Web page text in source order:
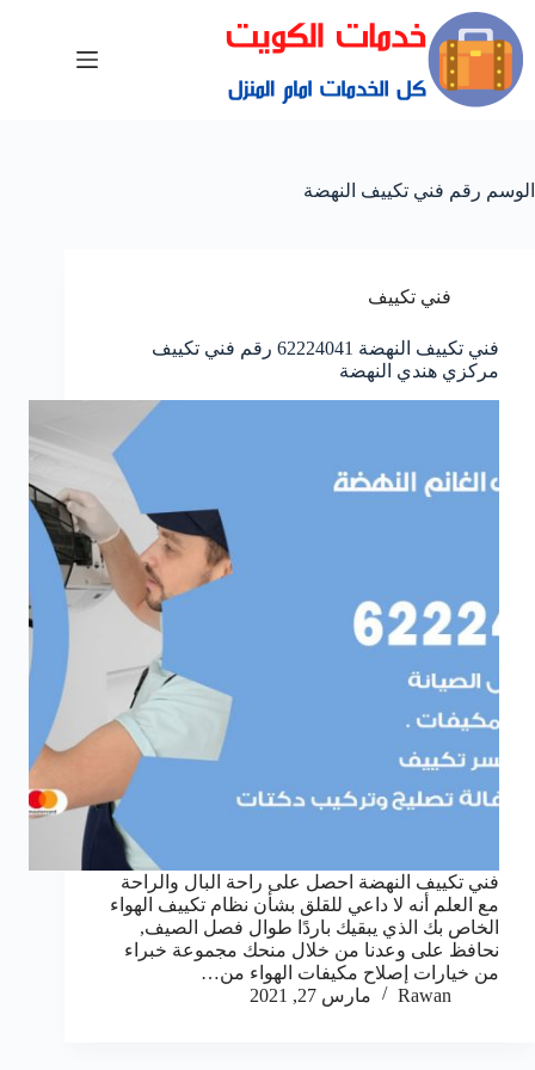
الوسم رقم فني تكييف النهضة
فني تكييف
فني تكييف النهضة 62224041 رقم فني تكييف
مركزي هندي النهضة
فني تكييف النهضة احصل على راحة البال والراحة
مع العلم أنه لا داعي للقلق بشأن نظام تكييف الهواء
الخاص بك الذي يبقيك باردًا طوال فصل الصيف,
نحافظ على وعدنا من خلال منحك مجموعة خبراء
من خيارات إصلاح مكيفات الهواء من…
Rawan
مارس 27, 2021